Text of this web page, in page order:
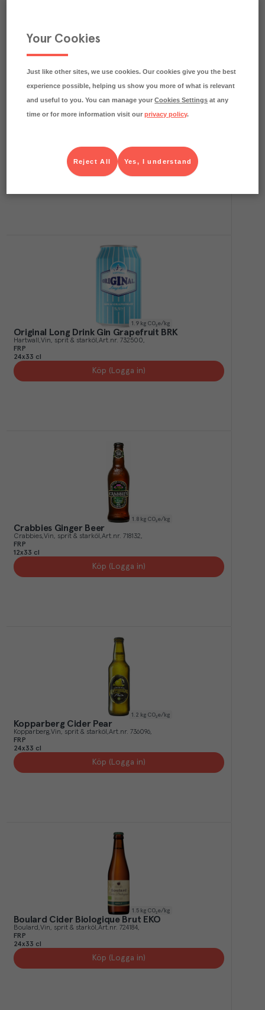
Köp (Logga in)
1.9 kg CO₂e/kg
Original Long Drink Gin Grapefruit BRK
Hartwall Vin, sprit & starköl Art.nr. 732500
FRP
24x33 cl
Köp (Logga in)
1.8 kg CO₂e/kg
Crabbies Ginger Beer
Crabbies Vin, sprit & starköl Art.nr. 718132
FRP
12x33 cl
Köp (Logga in)
1.2 kg CO₂e/kg
Kopparberg Cider Pear
Kopparberg Vin, sprit & starköl Art.nr. 736096
FRP
24x33 cl
Köp (Logga in)
1.5 kg CO₂e/kg
Boulard Cider Biologique Brut EKO
Boulard Vin, sprit & starköl Art.nr. 724184
FRP
24x33 cl
Köp (Logga in)
Your Cookies
Just like other sites, we use cookies. Our cookies give you the best
experience possible, helping us show you more of what is relevant
and useful to you. You can manage yourCookies Settings at any
time or for more information visit ourprivacy policy.
Yes, I understand
Reject All